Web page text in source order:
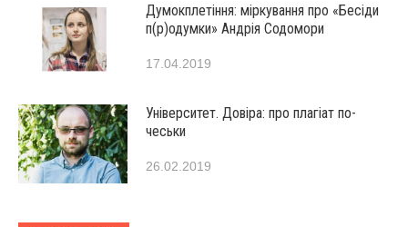
Думокплетіння: міркування про «Бесіди
п(р)одумки» Андрія Содомори
17.04.2019
Університет. Довіра: про плагіат по-
чеськи
26.02.2019